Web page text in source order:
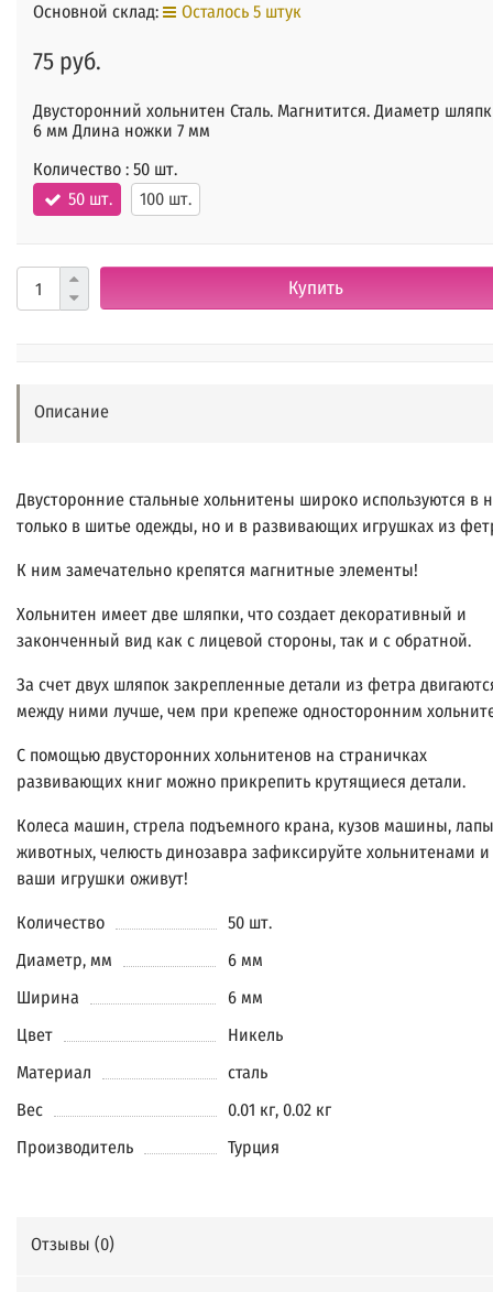
Основной склад: Осталось 5 штук
75 руб.
Двусторонний хольнитен Сталь. Магнитится. Диаметр
6 мм Длина ножки 7 мм
Количество : 50 шт.
50 шт.
100 шт.
Купить
Описание
Двусторонние стальные хольнитены широко используются в
только в шитье одежды, но и в развивающих игрушках из
К ним замечательно крепятся магнитные элементы!
Хольнитен имеет две шляпки, что создает декоративный и
законченный вид как с лицевой стороны, так и с обратной.
За счет двух шляпок закрепленные детали из фетра
между ними лучше, чем при крепеже односторонним
С помощью двусторонних хольнитенов на страничках
развивающих книг можно прикрепить крутящиеся детали.
Колеса машин, стрела подъемного крана, кузов машины, лапы
животных, челюсть динозавра зафиксируйте хольнитенами и
ваши игрушки оживут!
Количество
50 шт.
Диаметр, мм
6 мм
Ширина
6 мм
Цвет
Никель
Материал
сталь
Вес
0.01 кг, 0.02 кг
Производитель
Турция
Отзывы (0)